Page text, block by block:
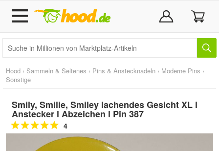
Hood › Sammeln & Seltenes › Pins & Anstecknadeln › Moderne Pins ›
Sonstige
Smily, Smilie, Smiley lachendes Gesicht XL l
Anstecker l Abzeichen l Pin 387
4